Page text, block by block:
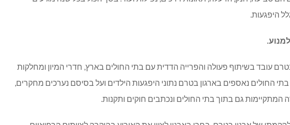
ארגון בטרם עובד בשיתוף פעולה והפרייה הדדית עם בתי החולים בארץ, חדרי המיון ומחלקות
החולים נאספים בארגון בטרם נתוני היפגעות הילדים ועל בסיסם נערכים מחקרים,
המתקיימות גם בתוך בתי החולים ונכתבים חוקים ותקנות.